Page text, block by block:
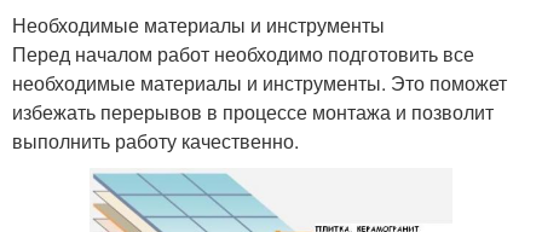
Необходимые материалы и инструменты
Перед началом работ необходимо подготовить все
необходимые материалы и инструменты. Это поможет
избежать перерывов в процессе монтажа и позволит
выполнить работу качественно.